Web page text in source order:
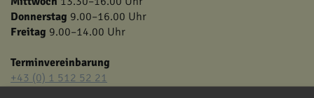
Donnerstag 9.00–16.00 Uhr
Freitag 9.00–14.00 Uhr
Terminvereinbarung
+43 (0) 1 512 52 21